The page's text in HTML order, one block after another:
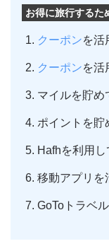
お得に旅行するた
クーポンを活
クーポンを活
マイルを貯め
ポイントを貯
Hafhを利用
移動アプリを
GoToトラベ